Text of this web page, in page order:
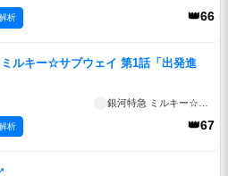
👑66
析
ルキー☆サブウェイ 第1話「出発進
銀河特急 ミルキー☆サブウェイ
👑67
析